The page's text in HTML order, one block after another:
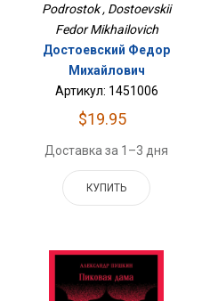
Podrostok , Dostoevskii
Fedor Mikhailovich
Достоевский Федор
Михайлович
Артикул: 1451006
$19.95
Доставка за 1–3 дня
КУПИТЬ